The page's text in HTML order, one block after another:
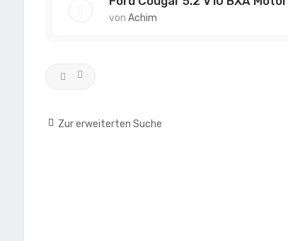
von Achim
Zur erweiterten Suche